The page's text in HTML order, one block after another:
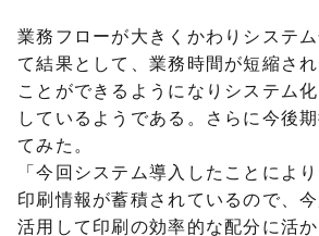
業務フローが大きくかわりシステ
て結果として、業務時間が短縮さ
ことができるようになりシステム
しているようである。さらに今後
てみた。
「今回システム導入したことによ
印刷情報が蓄積されているので、
活用して印刷の効率的な配分に活